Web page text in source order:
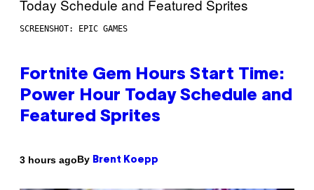
SCREENSHOT: EPIC GAMES
Fortnite Gem Hours Start Time:
Power Hour Today Schedule and
Featured Sprites
3 hours agoBy Brent Koepp